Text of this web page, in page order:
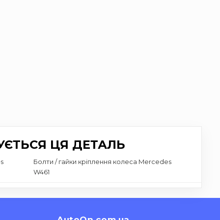
ЦЯ ДЕТАЛЬ
Болти / гайки кріплення колеса Mercedes
W461